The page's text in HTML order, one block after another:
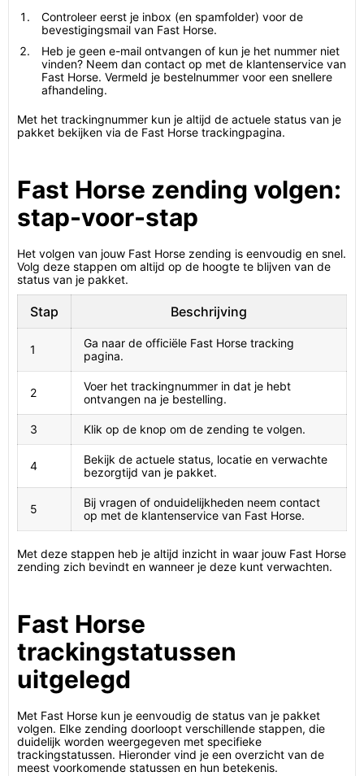
Controleer eerst je inbox (en spamfolder) voor de
bevestigingsmail van Fast Horse.
Heb je geen e-mail ontvangen of kun je het nummer niet
vinden? Neem dan contact op met de klantenservice van
Fast Horse. Vermeld je bestelnummer voor een snellere
afhandeling.
Met het trackingnummer kun je altijd de actuele status van je
pakket bekijken via de Fast Horse trackingpagina.
Fast Horse zending volgen:
stap-voor-stap
Het volgen van jouw Fast Horse zending is eenvoudig en snel.
Volg deze stappen om altijd op de hoogte te blijven van de
status van je pakket.
Stap Beschrijving
1
Ga naar de officiële Fast Horse tracking
pagina.
2
Voer het trackingnummer in dat je hebt
ontvangen na je bestelling.
3 Klik op de knop om de zending te volgen.
4
Bekijk de actuele status, locatie en verwachte
bezorgtijd van je pakket.
5
Bij vragen of onduidelijkheden neem contact
op met de klantenservice van Fast Horse.
Met deze stappen heb je altijd inzicht in waar jouw Fast Horse
zending zich bevindt en wanneer je deze kunt verwachten.
Fast Horse
trackingstatussen
uitgelegd
Met Fast Horse kun je eenvoudig de status van je pakket
volgen. Elke zending doorloopt verschillende stappen, die
duidelijk worden weergegeven met specifieke
trackingstatussen. Hieronder vind je een overzicht van de
meest voorkomende statussen en hun betekenis.